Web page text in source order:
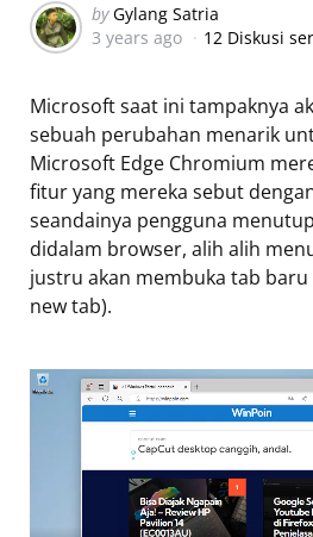
Posted
by
by Gylang Satria
3 years ago
12 Diskusi
Microsoft saat ini tampaknya
sebuah perubahan menarik
Microsoft Edge Chromium
fitur yang mereka sebut
seandainya pengguna
didalam browser, alih alih
justru akan membuka tab baru
new tab).